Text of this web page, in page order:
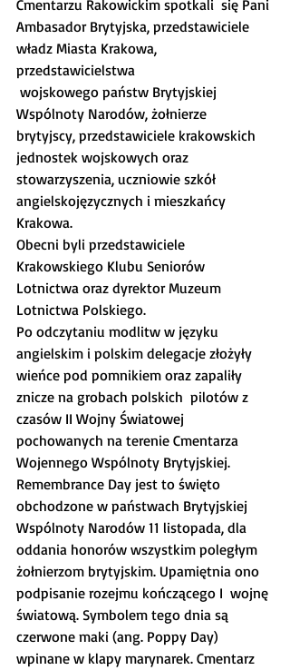
Cmentarzu Rakowickim spotkali  się Pani
Ambasador Brytyjska, przedstawiciele
władz Miasta Krakowa,
przedstawicielstwa
Wspólnoty Narodów, żołnierze
brytyjscy, przedstawiciele krakowskich
jednostek wojskowych oraz
stowarzyszenia, uczniowie szkół
angielskojęzycznych i mieszkańcy
Krakowa.
Obecni byli przedstawiciele
Krakowskiego Klubu Seniorów
Lotnictwa oraz dyrektor Muzeum
Lotnictwa Polskiego.
Po odczytaniu modlitw w języku
angielskim i polskim delegacje złożyły
wieńce pod pomnikiem oraz zapaliły
znicze na grobach polskich  pilotów z
czasów II Wojny Światowej
pochowanych na terenie Cmentarza
Wojennego Wspólnoty Brytyjskiej.
Remembrance Day jest to święto
obchodzone w państwach Brytyjskiej
Wspólnoty Narodów 11 listopada, dla
oddania honorów wszystkim poległym
żołnierzom brytyjskim. Upamiętnia ono
podpisanie rozejmu kończącego I  wojnę
światową. Symbolem tego dnia są
czerwone maki (ang. Poppy Day)
wpinane w klapy marynarek. Cmentarz